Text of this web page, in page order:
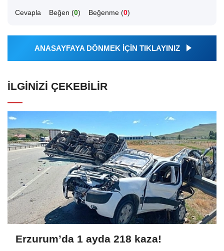
Cevapla Beğen (0) Beğenme (0)
ANASAYFAYA DÖNMEK İÇİN TIKLAYINIZ
İLGINIZI ÇEKEBILIR
Erzurum’da 1 ayda 218 kaza!